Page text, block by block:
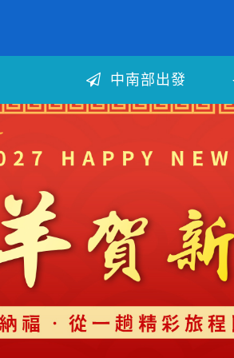
中南部出發